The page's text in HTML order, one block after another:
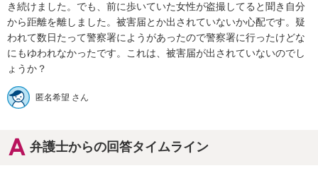
き続けました。でも、前に歩いていた女性が盗撮してると聞き自分
から距離を離しました。被害届とか出されていないか心配です。疑
われて数日たって警察署にようがあったので警察署に行ったけどな
にもゆわれなかったです。これは、被害届が出されていないのでし
ょうか？
匿名希望 さん
弁護士からの回答タイムライン